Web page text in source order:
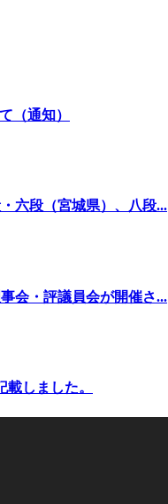
（通知）
六段（宮城県）、八段...
会・評議員会が開催さ...
しました。